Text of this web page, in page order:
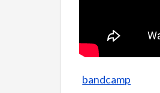
bandcamp